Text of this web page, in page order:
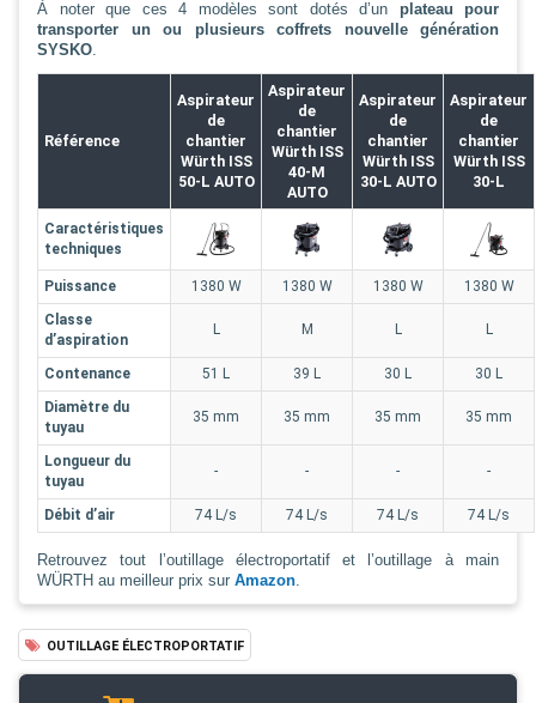
À noter que ces 4 modèles sont dotés d’un plateau pour
transporter un ou plusieurs coffrets nouvelle génération
SYSKO.
Référence
Aspirateur
de
chantier
Würth ISS
50-L AUTO
Aspirateur
de
chantier
Würth ISS
40-M
AUTO
Aspirateur
de
chantier
Würth ISS
30-L AUTO
Aspirateur
de
chantier
Würth ISS
30-L
Caractéristiques
techniques
Puissance 1380 W 1380 W 1380 W
1380 W
Classe
d’aspiration
L M L L
Contenance 51 L 39 L 30 L
30 L
Diamètre du
tuyau
35 mm 35 mm 35 mm 35 mm
Longueur du
tuyau
- - - -
Débit d’air 74 L/s 74 L/s 74 L/s 74 L/s
Retrouvez tout l’outillage électroportatif et l’outillage à main
WÜRTH au meilleur prix sur Amazon.
OUTILLAGE ÉLECTROPORTATIF